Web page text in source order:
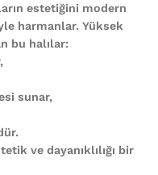
estetiğini modern
harmanlar. Yüksek
bu halılar:
sunar,
ve dayanıklılığı bir